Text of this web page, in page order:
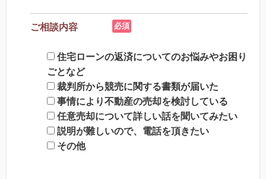
ご相談内容 必須
住宅ローンの返済についてのお悩みやお困り
ごとなど
裁判所から競売に関する書類が届いた
事情により不動産の売却を検討している
任意売却について詳しい話を聞いてみたい
説明が難しいので、電話を頂きたい
その他